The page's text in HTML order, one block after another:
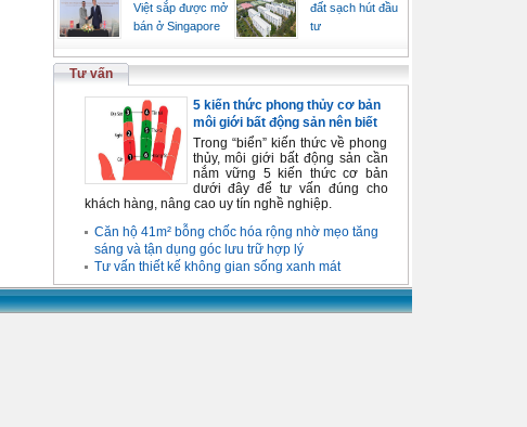
Việt sắp được mở
bán ở Singapore
đất sạch hút đầu
tư
Tư vấn
5 kiến thức phong thủy cơ bản
môi giới bất động sản nên biết
Trong “biển” kiến thức về phong
thủy, môi giới bất động sản cần
nắm vững 5 kiến thức cơ bản
dưới đây để tư vấn đúng cho
khách hàng, nâng cao uy tín nghề nghiệp.
Căn hộ 41m² bỗng chốc hóa rộng nhờ mẹo tăng
sáng và tận dụng góc lưu trữ hợp lý
Tư vấn thiết kế không gian sống xanh mát